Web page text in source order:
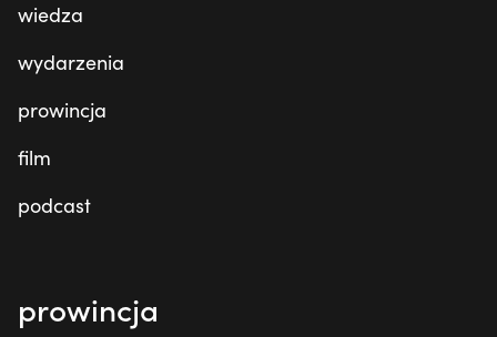
wiedza
wydarzenia
prowincja
film
podcast
prowincja